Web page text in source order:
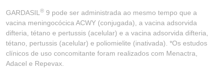
GARDASIL ® 9 pode ser administrada ao mesmo tempo que a
vacina meningocócica ACWY (conjugada), a vacina adsorvida
difteria, tétano e pertussis (acelular) e a vacina adsorvida difteria,
tétano, pertussis (acelular) e poliomielite (inativada). *Os estudos
clínicos de uso concomitante foram realizados com Menactra,
Adacel e Repevax.